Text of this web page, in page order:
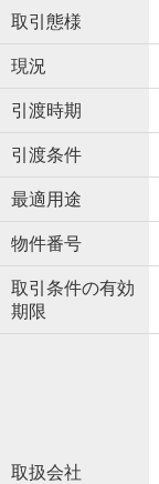
取引態様
現況
引渡時期
引渡条件
最適用途
物件番号
取引条件の有効
期限
取扱会社